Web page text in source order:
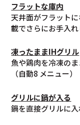
フラットな庫内
天井面がフラット
載でさらにお手入れ
凍ったままIHグリル
魚や鶏肉を冷凍の
（自動8 メニュー）
グリルに鍋が入る
鍋を直接グリルに入